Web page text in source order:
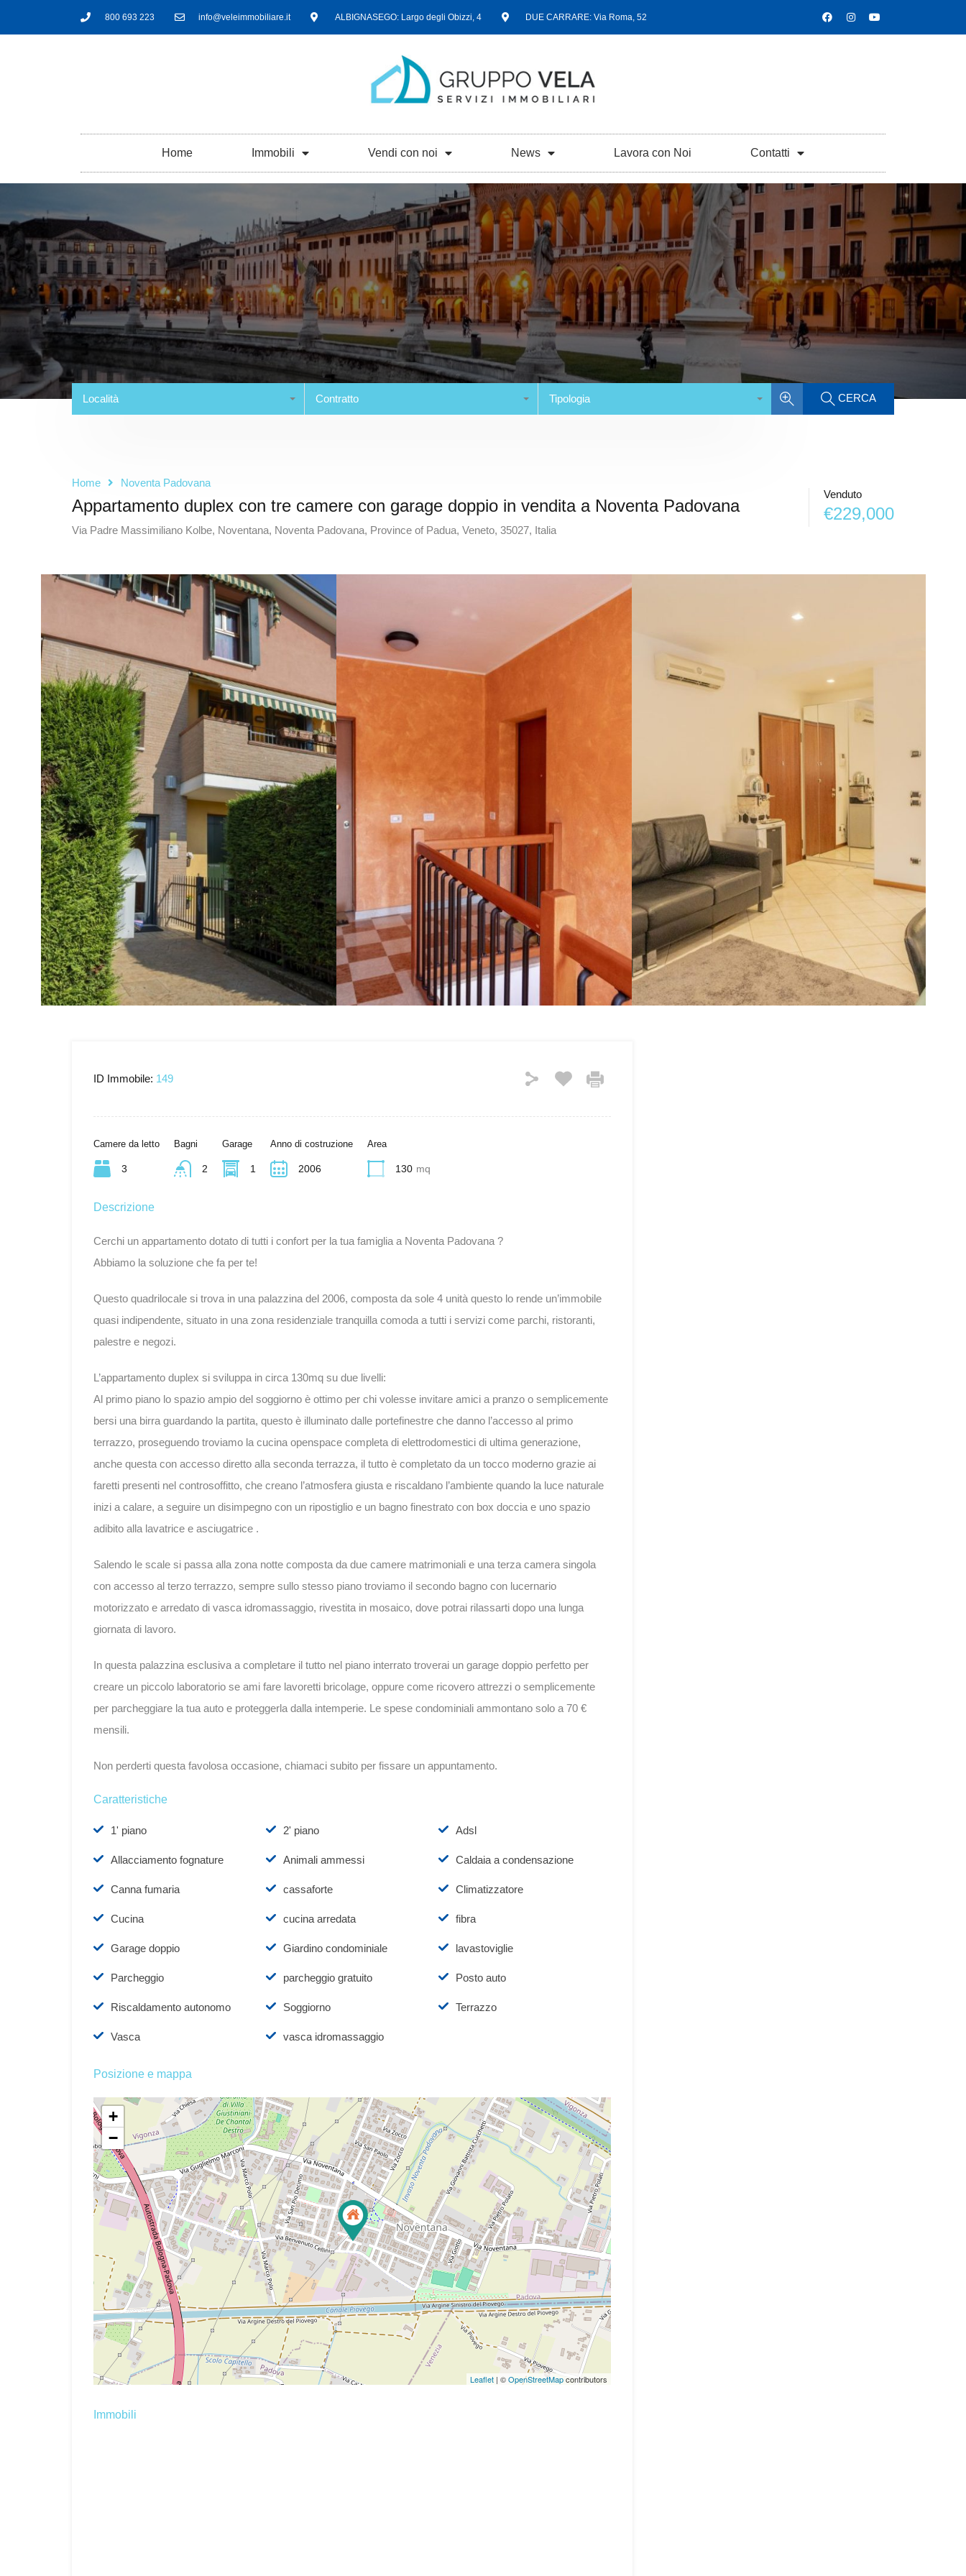
800 693 223 info@veleimmobiliare.it ALBIGNASEGO: Largo degli Obizzi, 4 DUE CARRARE: Via Roma, 52
Home Immobili Vendi con noi News Lavora con Noi Contatti
Località Contratto Tipologia CERCA
Home Noventa Padovana
Appartamento duplex con tre camere con garage doppio in vendita a Noventa Padovana
Via Padre Massimiliano Kolbe, Noventana, Noventa Padovana, Province of Padua, Veneto, 35027, Italia
Venduto
€229,000
ID Immobile: 149
Camere da letto
3
Bagni
2
Garage
1
Anno di costruzione
2006
Area
130 mq
Descrizione
Cerchi un appartamento dotato di tutti i confort per la tua famiglia a Noventa Padovana ?
Abbiamo la soluzione che fa per te!
Questo quadrilocale si trova in una palazzina del 2006, composta da sole 4 unità questo lo rende un’immobile
quasi indipendente, situato in una zona residenziale tranquilla comoda a tutti i servizi come parchi, ristoranti,
palestre e negozi.
L’appartamento duplex si sviluppa in circa 130mq su due livelli:
Al primo piano lo spazio ampio del soggiorno è ottimo per chi volesse invitare amici a pranzo o semplicemente
bersi una birra guardando la partita, questo è illuminato dalle portefinestre che danno l’accesso al primo
terrazzo, proseguendo troviamo la cucina openspace completa di elettrodomestici di ultima generazione,
anche questa con accesso diretto alla seconda terrazza, il tutto è completato da un tocco moderno grazie ai
faretti presenti nel controsoffitto, che creano l’atmosfera giusta e riscaldano l’ambiente quando la luce naturale
inizi a calare, a seguire un disimpegno con un ripostiglio e un bagno finestrato con box doccia e uno spazio
adibito alla lavatrice e asciugatrice .
Salendo le scale si passa alla zona notte composta da due camere matrimoniali e una terza camera singola
con accesso al terzo terrazzo, sempre sullo stesso piano troviamo il secondo bagno con lucernario
motorizzato e arredato di vasca idromassaggio, rivestita in mosaico, dove potrai rilassarti dopo una lunga
giornata di lavoro.
In questa palazzina esclusiva a completare il tutto nel piano interrato troverai un garage doppio perfetto per
creare un piccolo laboratorio se ami fare lavoretti bricolage, oppure come ricovero attrezzi o semplicemente
per parcheggiare la tua auto e proteggerla dalla intemperie. Le spese condominiali ammontano solo a 70 €
mensili.
Non perderti questa favolosa occasione, chiamaci subito per fissare un appuntamento.
Caratteristiche
1' piano 2' piano Adsl
Allacciamento fognature Animali ammessi Caldaia a condensazione
Canna fumaria cassaforte Climatizzatore
Cucina cucina arredata fibra
Garage doppio Giardino condominiale lavastoviglie
Parcheggio parcheggio gratuito Posto auto
Riscaldamento autonomo Soggiorno Terrazzo
Vasca vasca idromassaggio
Posizione e mappa
+
−
Leaflet| ©OpenStreetMapcontributors
Immobili